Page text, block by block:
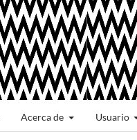
Acerca de Usuario